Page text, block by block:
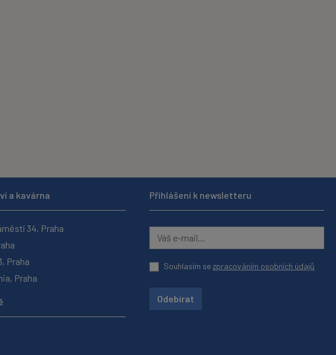
a kavárna
34, Praha
Praha
Praha
Přihlášení k newsletteru
Souhlasím sezpracováním osobních údajů
Odebírat